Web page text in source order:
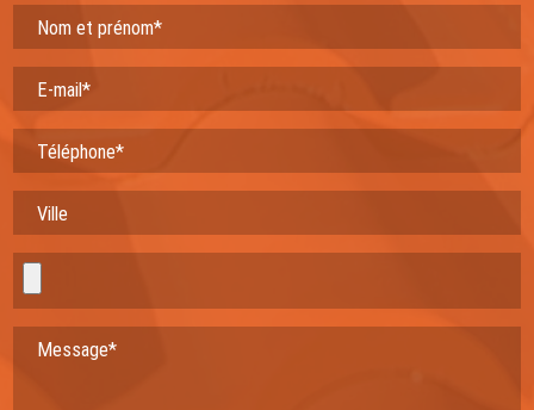
Nom et prénom*
E-mail*
Téléphone*
Ville
Message*